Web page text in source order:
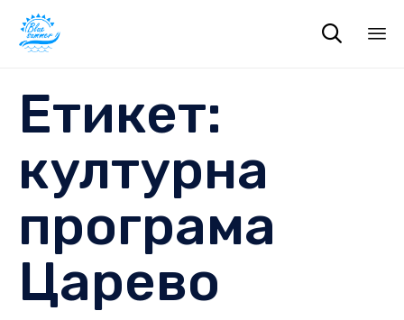

Етикет:
културна
програма
Царево